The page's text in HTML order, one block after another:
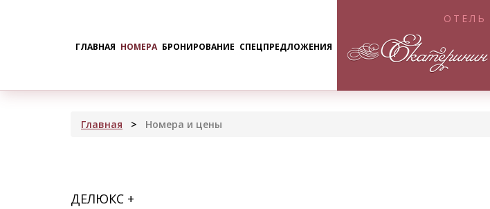
ГЛАВНАЯ НОМЕРА БРОНИРОВАНИЕ СПЕЦПРЕДЛОЖЕНИЯ
ОТЕЛЬ
Главная Номера и цены
ДЕЛЮКС +